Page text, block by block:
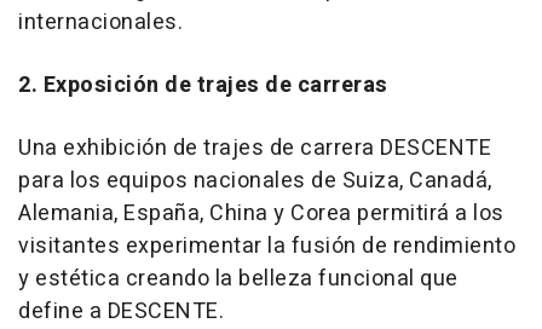
internacionales.
2. Exposición de trajes de carreras
Una exhibición de trajes de carrera DESCENTE
para los equipos nacionales de Suiza, Canadá,
Alemania, España, China y Corea permitirá a los
visitantes experimentar la fusión de rendimiento
y estética creando la belleza funcional que
define a DESCENTE.